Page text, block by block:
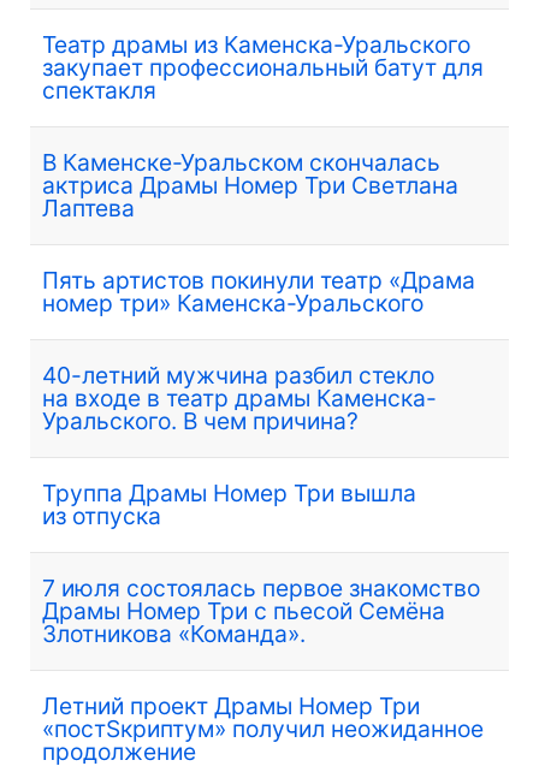
Театр драмы из Каменска-Уральского
закупает профессиональный батут для
спектакля
В Каменске-Уральском скончалась
актриса Драмы Номер Три Светлана
Лаптева
Пять артистов покинули театр «Драма
номер три» Каменска-Уральского
40-летний мужчина разбил стекло
на входе в театр драмы Каменска-
Уральского. В чем причина?
Труппа Драмы Номер Три вышла
из отпуска
7 июля состоялась первое знакомство
Драмы Номер Три с пьесой Семёна
Злотникова «Команда».
Летний проект Драмы Номер Три
«постSкриптум» получил неожиданное
продолжение